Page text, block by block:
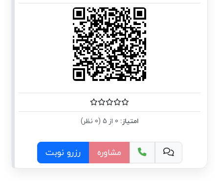
امتیاز:
مشاوره رزرو نوبت